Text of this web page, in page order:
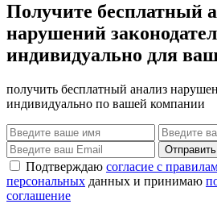
Получите бесплатный
нарушений
индивидуально для
получить бесплатный анализ
индивидуально по вашей компании
Подтверждаю согласие с
персональных данных и принимаю
соглашение